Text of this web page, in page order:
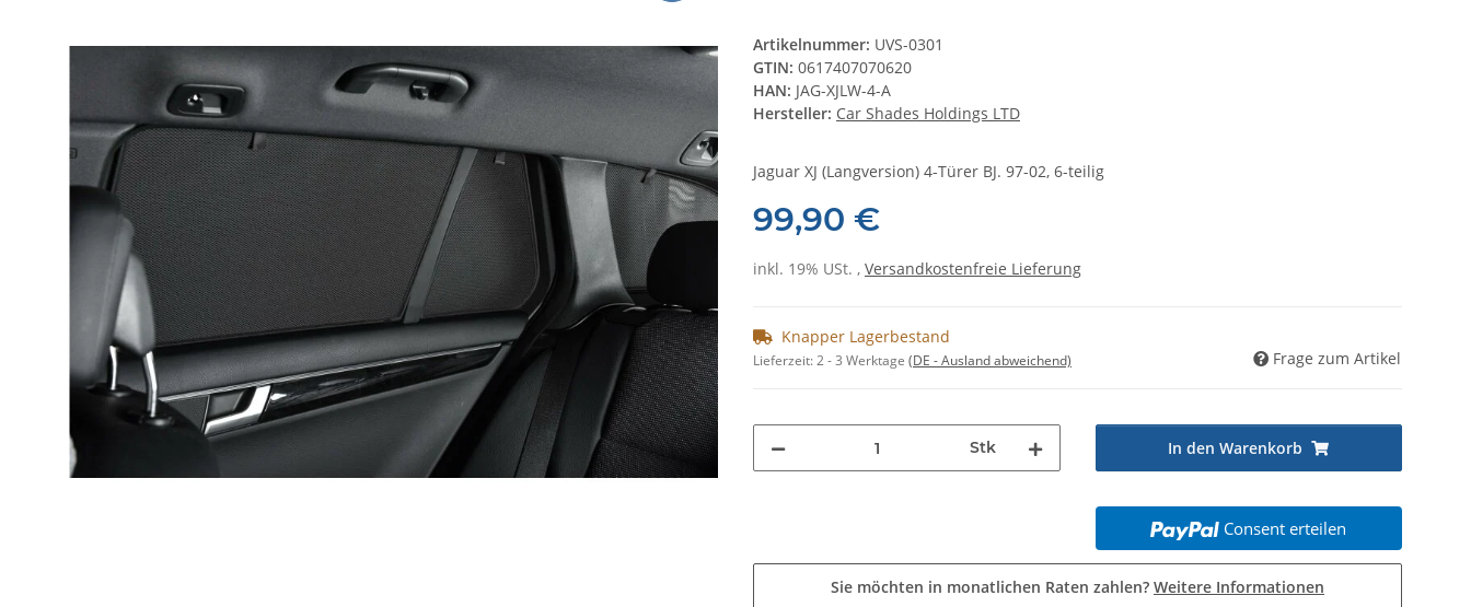
Artikelnummer: UVS-0301
GTIN: 0617407070620
HAN: JAG-XJLW-4-A
Hersteller: Car Shades Holdings LTD
Jaguar XJ (Langversion) 4-Türer BJ. 97-02, 6-teilig
99,90 €
inkl. 19% USt. , Versandkostenfreie Lieferung
Knapper Lagerbestand
Lieferzeit:2 - 3 Werktage (DE - Ausland abweichend) Frage zum Artikel
Stk In den Warenkorb
Consent erteilen
Sie möchten in monatlichen Raten zahlen? Weitere Informationen